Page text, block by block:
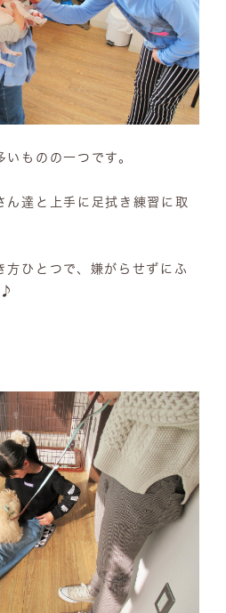
ものの一つです。
ん達と上手に足拭き練習に取
方ひとつで、嫌がらせずにふ